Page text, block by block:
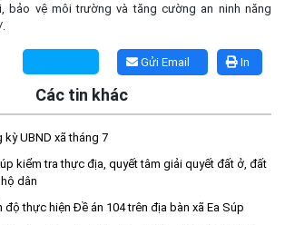
bảo vệ môi trường và tăng cường an ninh năng
In
Gửi Email
Các tin khác
UBND xã tháng 7
kiểm tra thực địa, quyết tâm giải quyết đất ở, đất
dân
độ thực hiện Đề án 104 trên địa bàn xã Ea Súp
lấy mẫu hài cốt liệt sĩ đối với các mộ chưa
tin trong nghĩa trang liệt sĩ trên địa bàn xã
AND
cấm sử dụng đất với khu vực Quy hoạch
các hộ nghèo, cận nghèo thiếu đất sản